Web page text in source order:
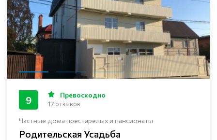
Частные дома престарелых и пансионаты
Родительская Усадьба
9 Превосходно
17 отзывов